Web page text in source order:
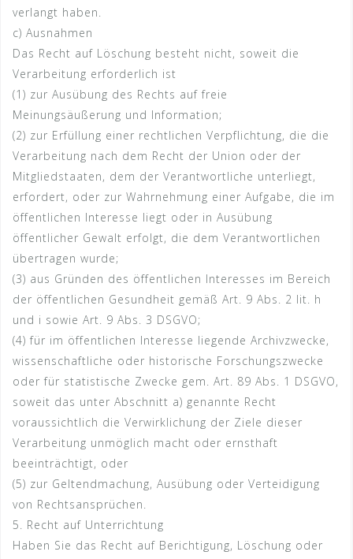
verlangt haben.
c) Ausnahmen
Das Recht auf Löschung besteht nicht, soweit die
Verarbeitung erforderlich ist
(1) zur Ausübung des Rechts auf freie
Meinungsäußerung und Information;
(2) zur Erfüllung einer rechtlichen Verpflichtung, die die
Verarbeitung nach dem Recht der Union oder der
Mitgliedstaaten, dem der Verantwortliche unterliegt,
erfordert, oder zur Wahrnehmung einer Aufgabe, die im
öffentlichen Interesse liegt oder in Ausübung
öffentlicher Gewalt erfolgt, die dem Verantwortlichen
übertragen wurde;
(3) aus Gründen des öffentlichen Interesses im Bereich
der öffentlichen Gesundheit gemäß Art. 9 Abs. 2 lit. h
und i sowie Art. 9 Abs. 3 DSGVO;
(4) für im öffentlichen Interesse liegende Archivzwecke,
wissenschaftliche oder historische Forschungszwecke
oder für statistische Zwecke gem. Art. 89 Abs. 1 DSGVO,
soweit das unter Abschnitt a) genannte Recht
voraussichtlich die Verwirklichung der Ziele dieser
Verarbeitung unmöglich macht oder ernsthaft
beeinträchtigt, oder
(5) zur Geltendmachung, Ausübung oder Verteidigung
von Rechtsansprüchen.
5. Recht auf Unterrichtung
Haben Sie das Recht auf Berichtigung, Löschung oder